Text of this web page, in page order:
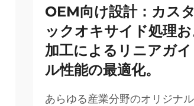
OEM向け設計：カス
ックオキサイド処理
加工によるリニアガ
ル性能の最適化。
あらゆる産業分野のオリジナ